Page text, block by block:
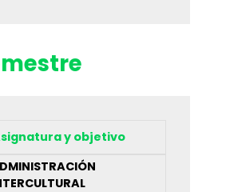
y objetivo